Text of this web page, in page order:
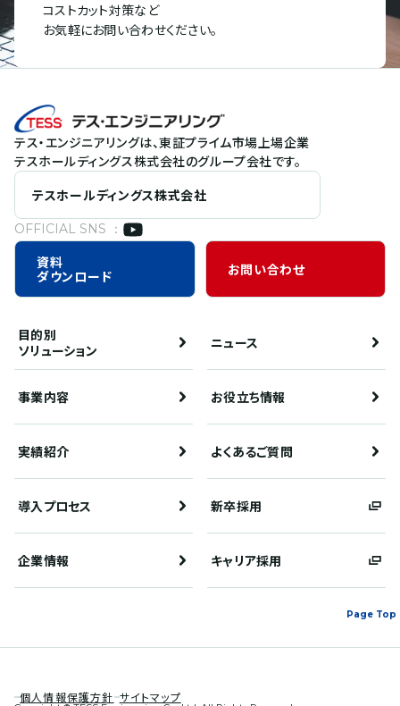
コストカット対策など
お気軽にお問い合わせください。
テス・エンジニアリングは、東証プライム市場上場企業
テスホールディングス株式会社のグループ会社です。
テスホールディングス株式会社
OFFICIAL SNS ：
資料
ダウンロード
お問い合わせ
目的別
ソリューション
ニュース
事業内容 お役立ち情報
実績紹介 よくあるご質問
導入プロセス 新卒採用
企業情報 キャリア採用
Page Top
個人情報保護方針 サイトマップ